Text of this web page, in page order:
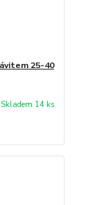
25-40
Skladem 14 ks